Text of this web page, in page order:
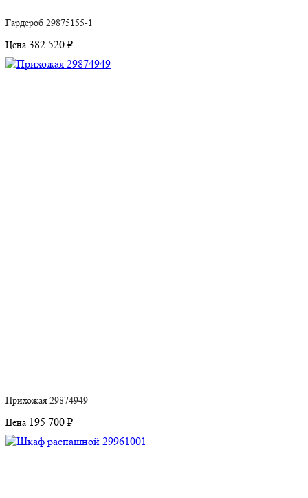
Гардероб 29875155-1
Цена 382 520 ₽
Прихожая 29874949
Цена 195 700 ₽